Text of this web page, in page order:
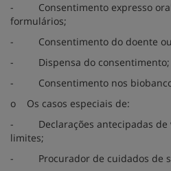
-
Consentimento expresso
formulários;
-
Consentimento do doente
-
Dispensa do consentimento;
-
Consentimento nos
o
Os casos especiais de:
-
Declarações antecipadas
limites;
-
Procurador de cuidados de